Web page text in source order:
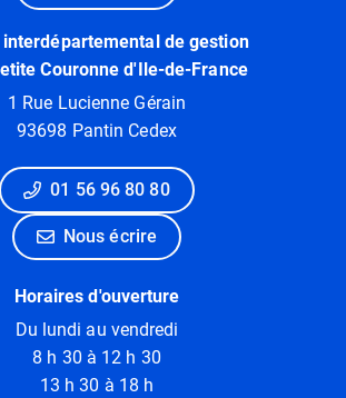
interdépartemental de gestion
Couronne d'Ile-de-France
1 Rue Lucienne Gérain
93698 Pantin Cedex
01 56 96 80 80
Nous écrire
Horaires d'ouverture
Du lundi au vendredi
8 h 30 à 12 h 30
13 h 30 à 18 h